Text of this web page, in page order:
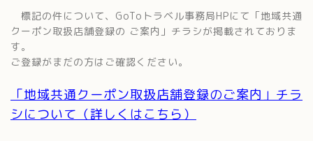
標記の件について、GoToトラベル事務局HPにて「地域共通
クーポン取扱店舗登録の ご案内」チラシが掲載されておりま
す。
ご登録がまだの方はご確認ください。
「地域共通クーポン取扱店舗登録のご案内」チラ
シについて（詳しくはこちら）